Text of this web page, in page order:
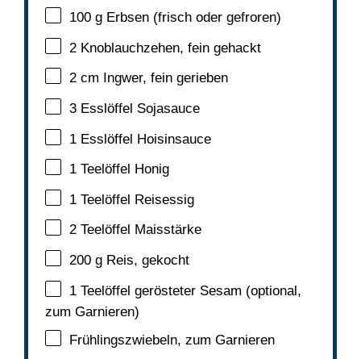
100 g Erbsen (frisch oder gefroren)
2 Knoblauchzehen, fein gehackt
2 cm Ingwer, fein gerieben
3 Esslöffel Sojasauce
1 Esslöffel Hoisinsauce
1 Teelöffel Honig
1 Teelöffel Reisessig
2 Teelöffel Maisstärke
200 g Reis, gekocht
1 Teelöffel gerösteter Sesam (optional,
zum Garnieren)
Frühlingszwiebeln, zum Garnieren